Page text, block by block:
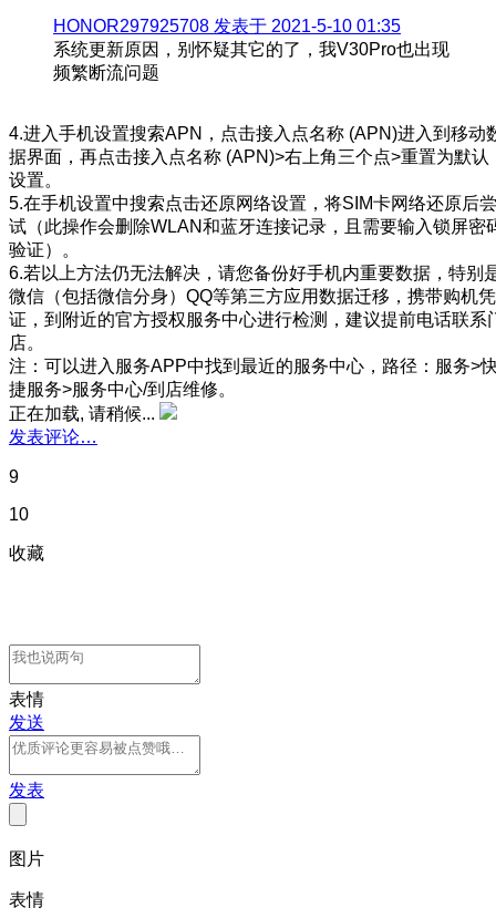
HONOR297925708 发表于 2021-5-10 01:35
系统更新原因，别怀疑其它的了，我V30Pro也出现
频繁断流问题
4.进入手机设置搜索APN，点击接入点名称 (APN)进入到移动
据界面，再点击接入点名称 (APN)>右上角三个点>重置为默认
设置。
5.在手机设置中搜索点击还原网络设置，将SIM卡网络还原后尝
试（此操作会删除WLAN和蓝牙连接记录，且需要输入锁屏密
验证）。
6.若以上方法仍无法解决，请您备份好手机内重要数据，特别
微信（包括微信分身）QQ等第三方应用数据迁移，携带购机凭
证，到附近的官方授权服务中心进行检测，建议提前电话联系
店。
注：可以进入服务APP中找到最近的服务中心，路径：服务>
捷服务>服务中心/到店维修。
正在加载, 请稍候...
发表评论…
9
10
收藏
表情
发送
发表
图片
表情